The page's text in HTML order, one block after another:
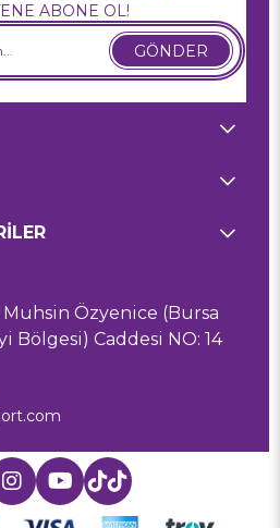
ABONE OL!
GÖNDER
Muhsin Özyenice (Bursa
Bölgesi) Caddesi NO: 14